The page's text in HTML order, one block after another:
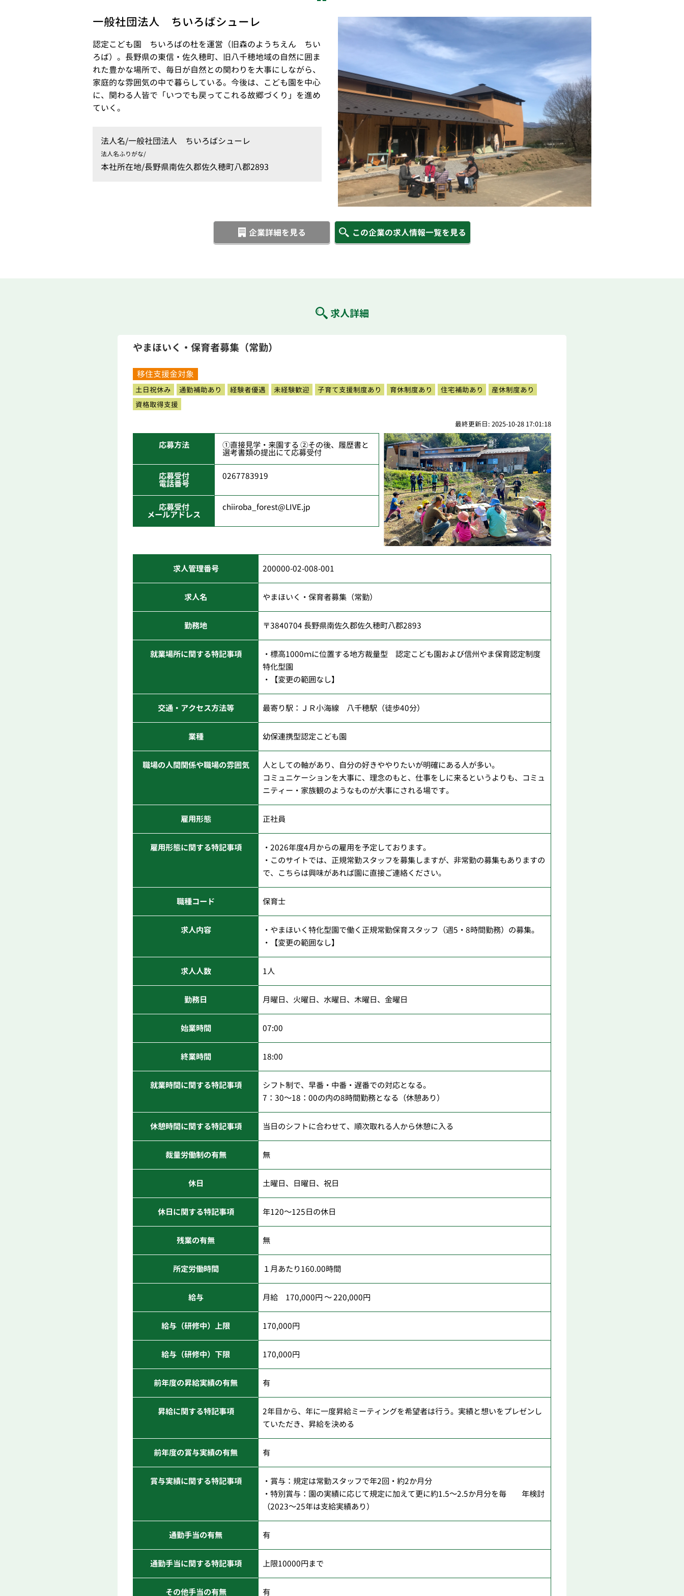
一般社団法人 ちいろばシューレ
認定こども園 ちいろばの杜を運営（旧森のようちえん ちい
ろば）。長野県の東信・佐久穂町、旧八千穂地域の自然に囲ま
れた豊かな場所で、毎日が自然との関わりを大事にしながら、
家庭的な雰囲気の中で暮らしている。今後は、こども園を中心
に、関わる人皆で「いつでも戻ってこれる故郷づくり」を進め
ていく。
法人名/一般社団法人 ちいろばシューレ
法人名ふりがな/
本社所在地/長野県南佐久郡佐久穂町八郡2893
企業詳細を見る この企業の求人情報一覧を見る
求人詳細
やまほいく・保育者募集（常勤）
移住支援金対象
土日祝休み 通勤補助あり 経験者優遇 未経験歓迎 子育て支援制度あり 育休制度あり 住宅補助あり
産休制度あり
資格取得支援
最終更新日: 2025-10-28 17:01:18
応募方法 ①直接見学・来園する ②その後、履歴書と
選考書類の提出にて応募受付
応募受付
電話番号
0267783919
応募受付
メールアドレス
chiiroba_forest@LIVE.jp
求人管理番号 200000-02-008-001
求人名 やまほいく・保育者募集（常勤）
勤務地 〒3840704 長野県南佐久郡佐久穂町八郡2893
就業場所に関する特記事項
・標高1000ｍに位置する地方裁量型 認定こども園および信州やま保育認定制度
特化型園
・【変更の範囲なし】
交通・アクセス方法等 最寄り駅：ＪＲ小海線 八千穂駅（徒歩40分）
業種 幼保連携型認定こども園
職場の人間関係や職場の雰囲気
人としての軸があり、自分の好きややりたいが明確にある人が多い。
コミュニケーションを大事に、理念のもと、仕事をしに来るというよりも、コミュ
ニティー・家族観のようなものが大事にされる場です。
雇用形態 正社員
雇用形態に関する特記事項
・2026年度4月からの雇用を予定しております。
・このサイトでは、正規常勤スタッフを募集しますが、非常勤の募集もありますの
で、こちらは興味があれば園に直接ご連絡ください。
職種コード 保育士
求人内容
・やまほいく特化型園で働く正規常勤保育スタッフ（週5・8時間勤務）の募集。
・【変更の範囲なし】
求人人数 1人
勤務日 月曜日、火曜日、水曜日、木曜日、金曜日
始業時間 07:00
終業時間 18:00
就業時間に関する特記事項
シフト制で、早番・中番・遅番での対応となる。
7：30～18：00の内の8時間勤務となる（休憩あり）
休憩時間に関する特記事項 当日のシフトに合わせて、順次取れる人から休憩に入る
裁量労働制の有無 無
休日 土曜日、日曜日、祝日
休日に関する特記事項 年120～125日の休日
残業の有無 無
所定労働時間 １月あたり160.00時間
給与 月給 170,000円 ～ 220,000円
給与（研修中）上限 170,000円
給与（研修中）下限 170,000円
前年度の昇給実績の有無 有
昇給に関する特記事項
2年目から、年に一度昇給ミーティングを希望者は行う。実績と想いをプレゼンし
ていただき、昇給を決める
前年度の賞与実績の有無 有
賞与実績に関する特記事項
・賞与：規定は常勤スタッフで年2回・約2か月分
・特別賞与：園の実績に応じて規定に加えて更に約1.5～2.5か月分を毎 年検討
（2023～25年は支給実績あり）
通勤手当の有無 有
通勤手当に関する特記事項 上限10000円まで
その他手当の有無 有